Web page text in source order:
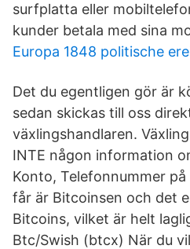
surfplatta eller
kunder betala med sina
Europa 1848 politische
Det du egentligen gör är
sedan skickas till oss
växlingshandlaren.
INTE någon information
Konto, Telefonnummer
får är Bitcoinsen och det
Bitcoins, vilket är helt
Btc/Swish (btcx) När du